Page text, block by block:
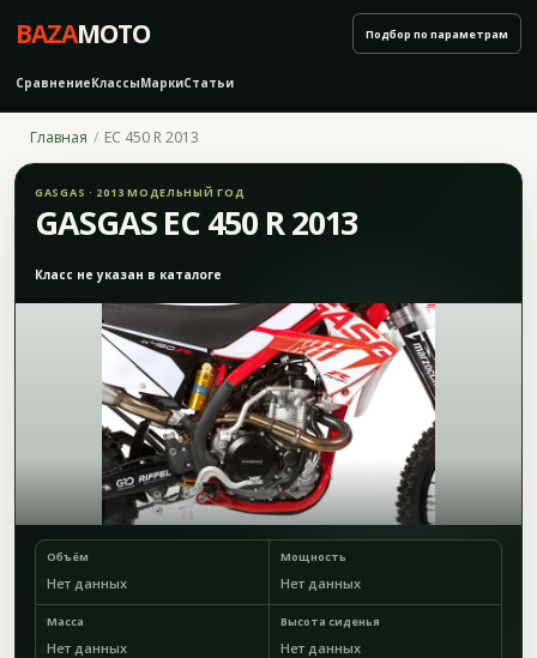
BAZAMOTO
СравнениеКлассыМаркиСтатьи
Подбор по параметрам
Главная EC 450 R 2013
GASGAS · 2013 МОДЕЛЬНЫЙ ГОД
GASGAS EC 450 R 2013
Класс не указан в каталоге
Объём
Нет данных
Мощность
Нет данных
Масса
Нет данных
Высота сиденья
Нет данных